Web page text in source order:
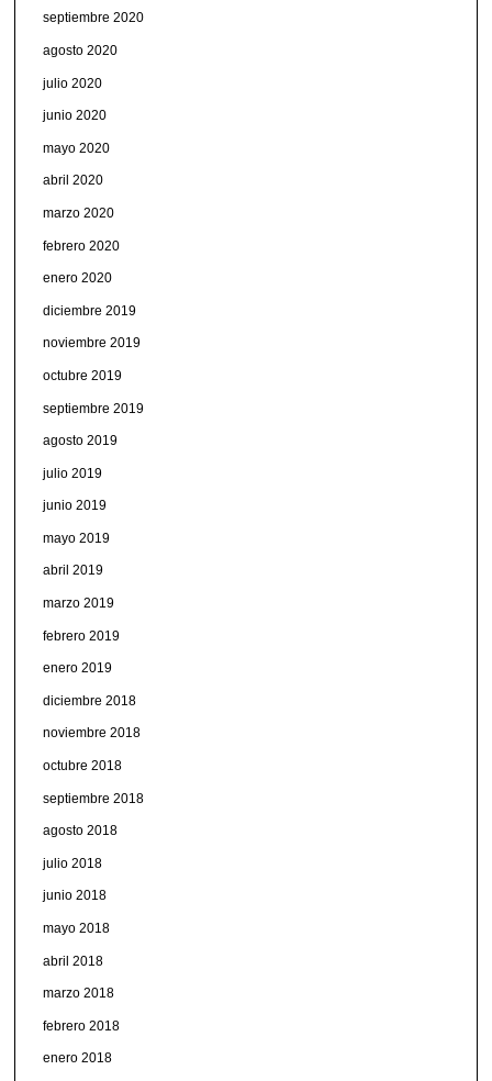
septiembre 2020
agosto 2020
julio 2020
junio 2020
mayo 2020
abril 2020
marzo 2020
febrero 2020
enero 2020
diciembre 2019
noviembre 2019
octubre 2019
septiembre 2019
agosto 2019
julio 2019
junio 2019
mayo 2019
abril 2019
marzo 2019
febrero 2019
enero 2019
diciembre 2018
noviembre 2018
octubre 2018
septiembre 2018
agosto 2018
julio 2018
junio 2018
mayo 2018
abril 2018
marzo 2018
febrero 2018
enero 2018